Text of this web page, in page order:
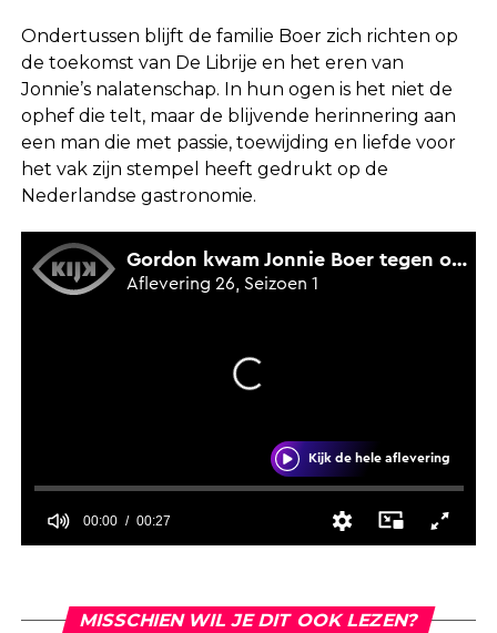
Ondertussen blijft de familie Boer zich richten op
de toekomst van De Librije en het eren van
Jonnie’s nalatenschap. In hun ogen is het niet de
ophef die telt, maar de blijvende herinnering aan
een man die met passie, toewijding en liefde voor
het vak zijn stempel heeft gedrukt op de
Nederlandse gastronomie.
MISSCHIEN WIL JE DIT OOK LEZEN?